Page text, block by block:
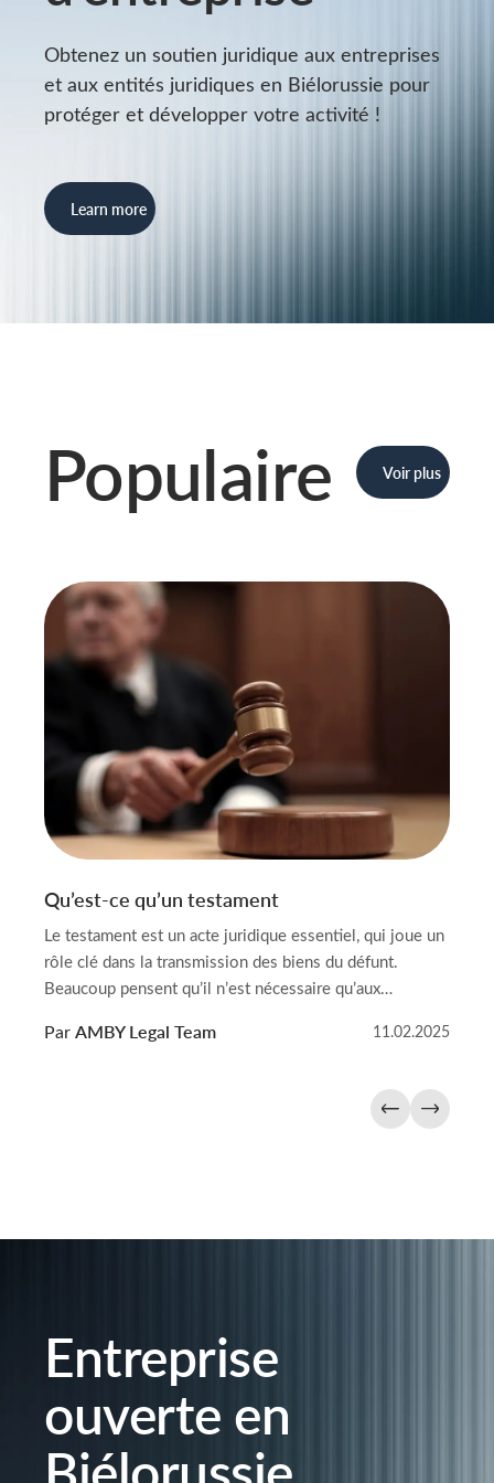
mais pas tout
règlement des
différends
détermine
presque tout
reconnaît bien
les sentences
arbitrales
étrangères […]
Obtenez un soutien juridique aux entreprises
et aux entités juridiques en Biélorussie pour
protéger et développer votre activité !
Learn more
Populaire Voir plus
Qu’est-ce qu’un testament
Le testament est un acte juridique essentiel, qui joue un
rôle clé dans la transmission des biens du défunt.
Beaucoup pensent qu’il n’est nécessaire qu’aux
chacun. L’acte permet au propriétaire de ses biens
ParAMBY Legal Team 11.02.2025
Entreprise
ouverte en